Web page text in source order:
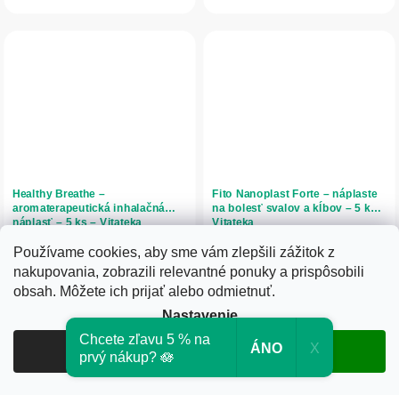
Používame cookies, aby sme vám zlepšili zážitok z
nakupovania, zobrazili relevantné ponuky a prispôsobili
obsah. Môžete ich prijať alebo odmietnuť.
Nastavenie
Odmietnuť Súhlasím
Healthy Breathe –
aromaterapeutická inhalačná
náplasť – 5 ks – Vitateka
8,86 € bez DPH
Do košíka
Healthy Breathe – aromaterapeutická
inhalačná náplasť je praktická
Fito Nanoplast Forte – náplaste
na bolesť svalov a kĺbov – 5 ks –
Vitateka
Skladom
13,74 € bez DPH
16,90 €
pomôcka určená na lokálnu aplikáciu
Chcete zľavu 5 % na
prvý nákup? 🪷
ÁNO X